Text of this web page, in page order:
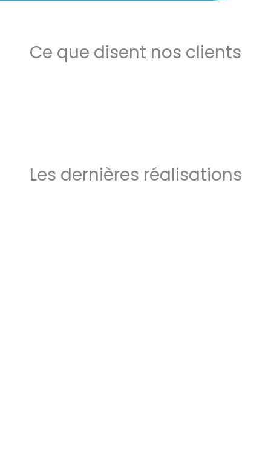
Ce que disent nos clients
Les dernières réalisations